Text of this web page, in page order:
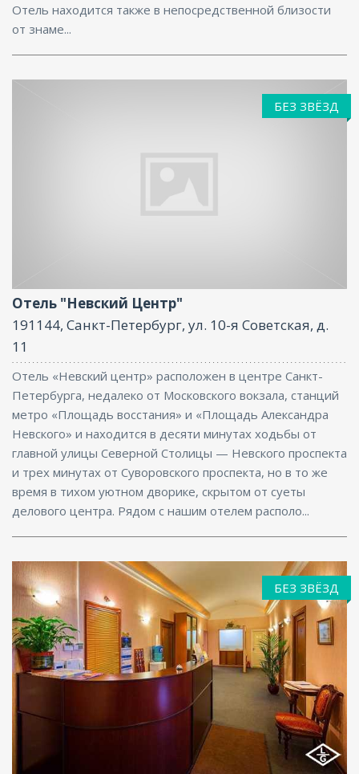
Отель находится также в непосредственной близости
от знаме...
БЕЗ ЗВЁЗД
Отель "Невский Центр"
191144, Санкт-Петербург, ул. 10-я Советская, д.
11
Отель «Невский центр» расположен в центре Санкт-
Петербурга, недалеко от Московского вокзала, станций
метро «Площадь восстания» и «Площадь Александра
Невского» и находится в десяти минутах ходьбы от
главной улицы Северной Столицы — Невского проспекта
и трех минутах от Суворовского проспекта, но в то же
время в тихом уютном дворике, скрытом от суеты
делового центра. Рядом с нашим отелем располо...
Размещение с животными, Парковка, Интернет
БЕЗ ЗВЁЗД